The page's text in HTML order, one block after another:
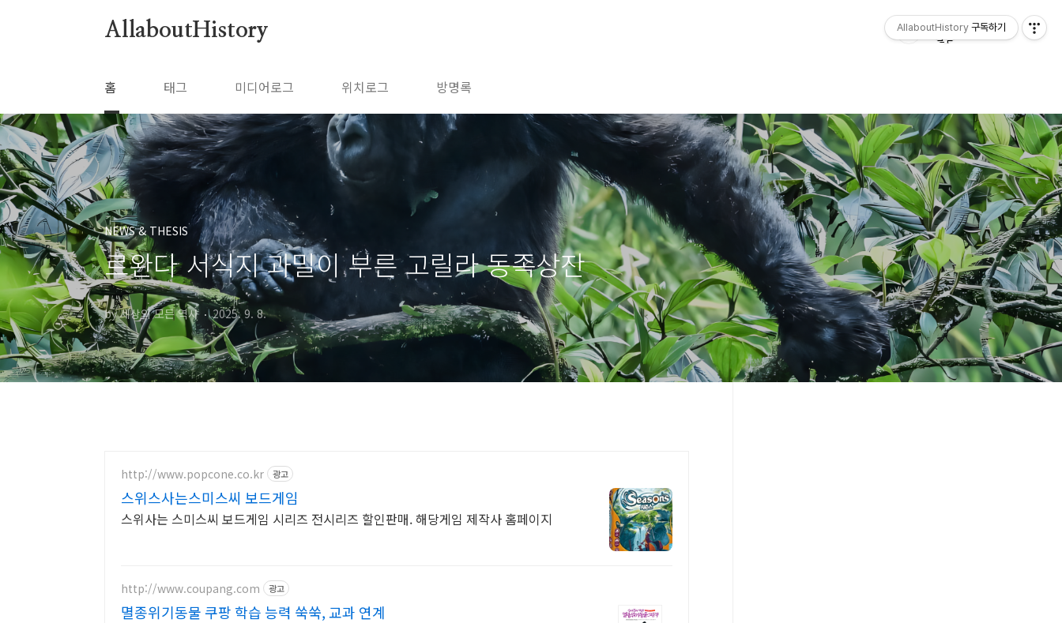
AllaboutHistory
홈 태그 미디어로그 위치로그 방명록
NEWS & THESIS
르완다 서식지 과밀이 부른 고릴라 동족상잔
by 세상의 모든 역사 2025. 9. 8.
http://www.popcone.co.kr 광고
스위스사는스미스씨 보드게임
스위사는 스미스씨 보드게임 시리즈 전시리즈 할인판매. 해당게임 제작사 홈페이지
http://www.coupang.com 광고
멸종위기동물 쿠팡 학습 능력 쑥쑥, 교과 연계
AllaboutHistory 구독하기